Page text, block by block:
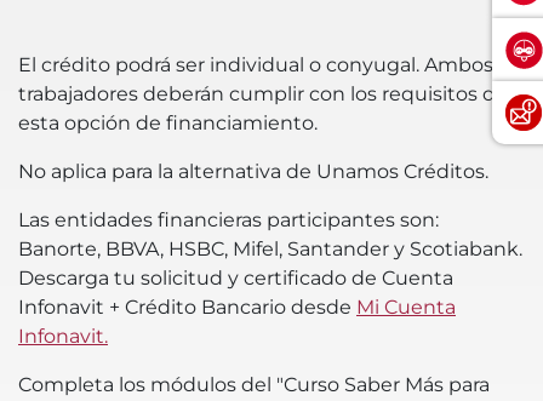
El crédito podrá ser individual o conyugal. Ambos
trabajadores deberán cumplir con los requisitos de
esta opción de financiamiento.
No aplica para la alternativa de Unamos Créditos.
Las entidades financieras participantes son:
Banorte, BBVA, HSBC, Mifel, Santander y Scotiabank.
Descarga tu solicitud y certificado de Cuenta
Infonavit + Crédito Bancario desde Mi Cuenta
Infonavit.
Completa los módulos del "Curso Saber Más para